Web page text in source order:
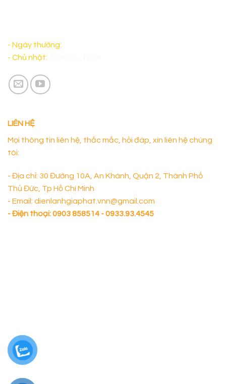
- Ngày thường:
- Chủ nhật:
LIÊN HỆ
Mọi thông tin liên hệ, thắc mắc, hỏi đáp, xin liên hệ chúng
tôi:
- Địa chỉ: 30 Đường 10A, An Khánh, Quận 2, Thành Phố
Thủ Đức, Tp Hồ Chí Minh
- Email: dienlanhgiaphat.vnn@gmail.com
- Điện thoại:0903 858514 - 0933.93.4545